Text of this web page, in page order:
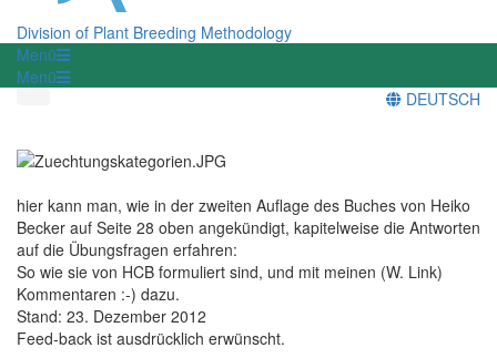
Division of Plant Breeding Methodology
Menü
Menü
DEUTSCH
hier kann man, wie in der zweiten Auflage des Buches von Heiko
Becker auf Seite 28 oben angekündigt, kapitelweise die Antworten
auf die Übungsfragen erfahren:
So wie sie von HCB formuliert sind, und mit meinen (W. Link)
Kommentaren :-) dazu.
Stand: 23. Dezember 2012
Feed-back ist ausdrücklich erwünscht.